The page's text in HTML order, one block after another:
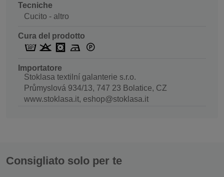
Tecniche
Cucito - altro
Cura del prodotto
Importatore
Stoklasa textilní galanterie s.r.o.
Průmyslová 934/13, 747 23 Bolatice, CZ
www.stoklasa.it, eshop@stoklasa.it
Consigliato solo per te